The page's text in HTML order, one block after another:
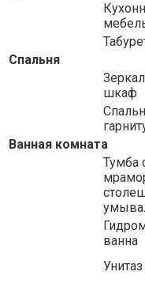
Спальня
шкаф
Ванная комната
Тумба
ванна